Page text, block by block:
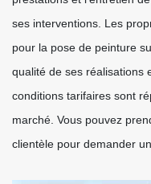
ses interventions. Les
pour la pose de peinture
qualité de ses réalisations
conditions tarifaires sont
marché. Vous pouvez
clientèle pour demander